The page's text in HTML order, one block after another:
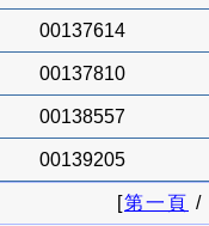
00137614
00137810
00138557
00139205
[第一頁 /